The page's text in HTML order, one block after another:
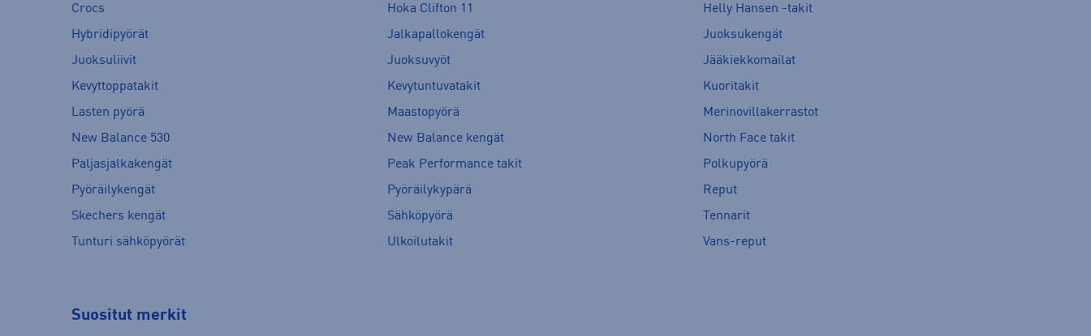
Crocs
Hoka Clifton 11
Helly Hansen -takit
Hybridipyörät
Jalkapallokengät
Juoksukengät
Juoksuliivit
Juoksuvyöt
Jääkiekkomailat
Kevyttoppatakit
Kevytuntuvatakit
Kuoritakit
Lasten pyörä
Maastopyörä
Merinovillakerrastot
New Balance 530
New Balance kengät
North Face takit
Paljasjalkakengät
Peak Performance takit
Polkupyörä
Pyöräilykengät
Pyöräilykypärä
Reput
Skechers kengät
Sähköpyörä
Tennarit
Tunturi sähköpyörät
Ulkoilutakit Vans-reput
Suositut merkit